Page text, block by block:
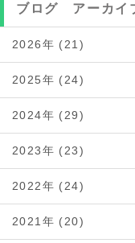
ブログ アーカイ
2026年 (21)
2025年 (24)
2024年 (29)
2023年 (23)
2022年 (24)
2021年 (20)